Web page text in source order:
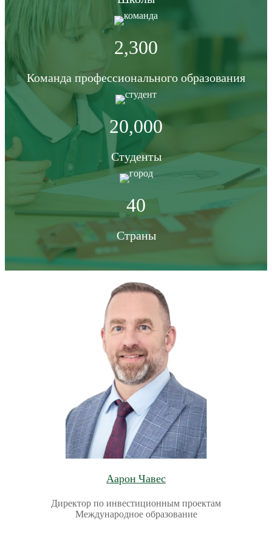
2,300
Команда профессионального образования
20,000
Студенты
40
Страны
Аарон Чавес
Директор по инвестиционным проектам
Международное образование